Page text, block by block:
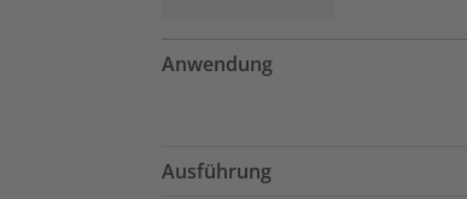
Anwendung
Ausführung